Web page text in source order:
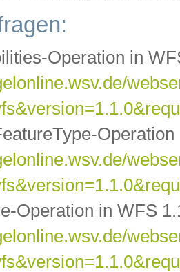
Operation in
Operation in WFS